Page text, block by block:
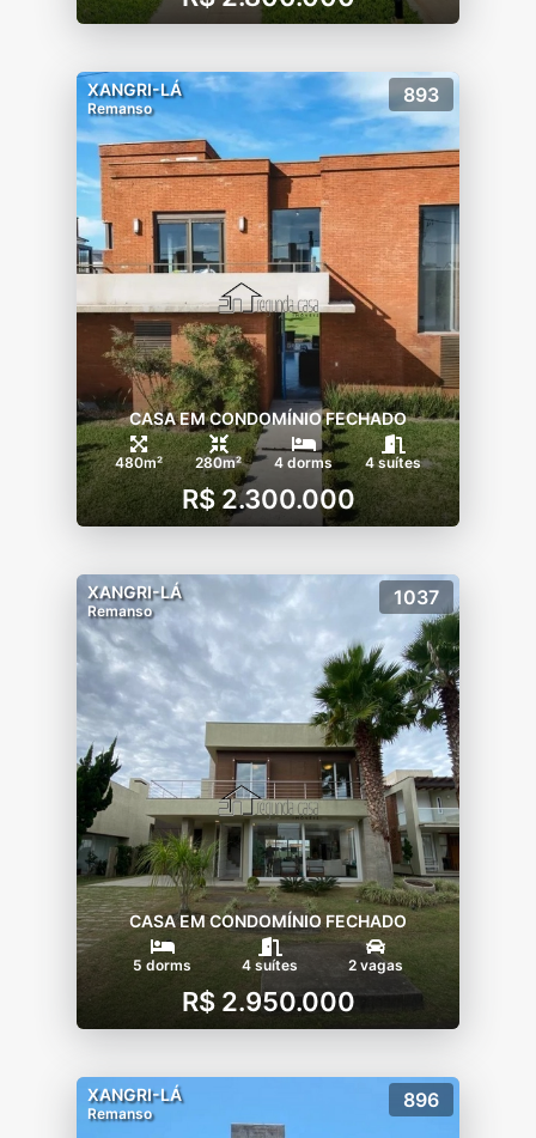
XANGRI-LÁ
Remanso
893
CASA EM CONDOMÍNIO FECHADO
480m² 280m² 4 dorms 4 suítes
R$ 2.300.000
XANGRI-LÁ
Remanso
1037
CASA EM CONDOMÍNIO FECHADO
5 dorms 4 suítes 2 vagas
R$ 2.950.000
XANGRI-LÁ
Remanso
896